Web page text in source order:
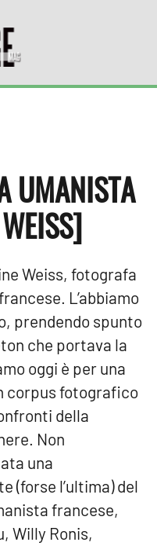
UMANISTA
Weiss, fotografa
L’abbiamo
prendendo spunto
che portava la
oggi è per una
corpus fotografico
della
Non
una
(forse l’ultima) del
francese,
Willy Ronis,